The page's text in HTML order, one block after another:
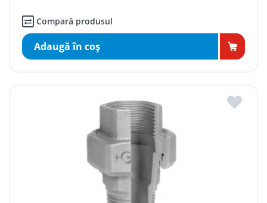
Compară produsul
Adaugă în coş